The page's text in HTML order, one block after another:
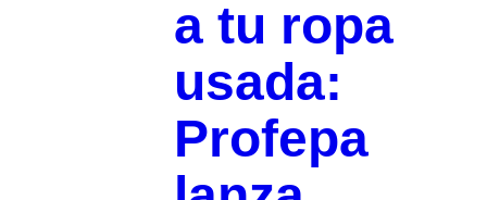
a tu ropa
usada:
Profepa